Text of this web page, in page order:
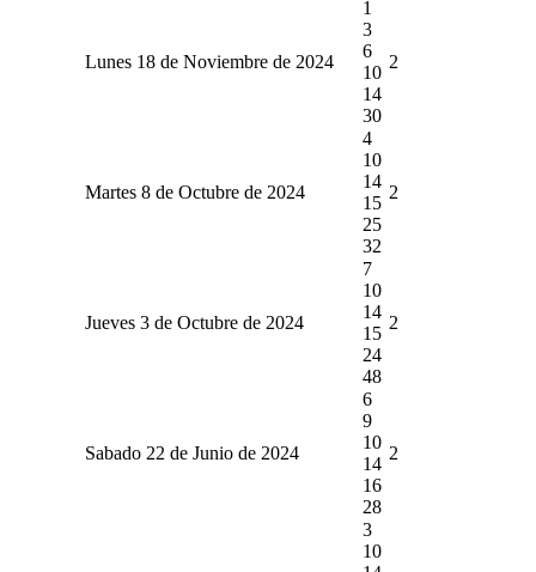
Lunes 18 de Noviembre de 2024
1
3
6
10
14
30
2
Martes 8 de Octubre de 2024
4
10
14
15
25
32
2
Jueves 3 de Octubre de 2024
7
10
14
15
24
48
2
Sabado 22 de Junio de 2024
6
9
10
14
16
28
2
3
10